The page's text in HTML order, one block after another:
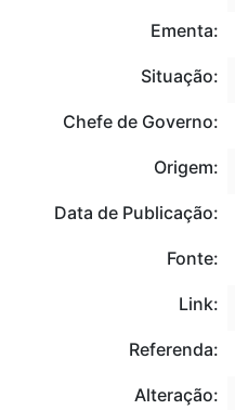
Ementa:
Situação:
Chefe de Governo:
Origem:
Data de Publicação:
Fonte:
Link:
Referenda:
Alteração: